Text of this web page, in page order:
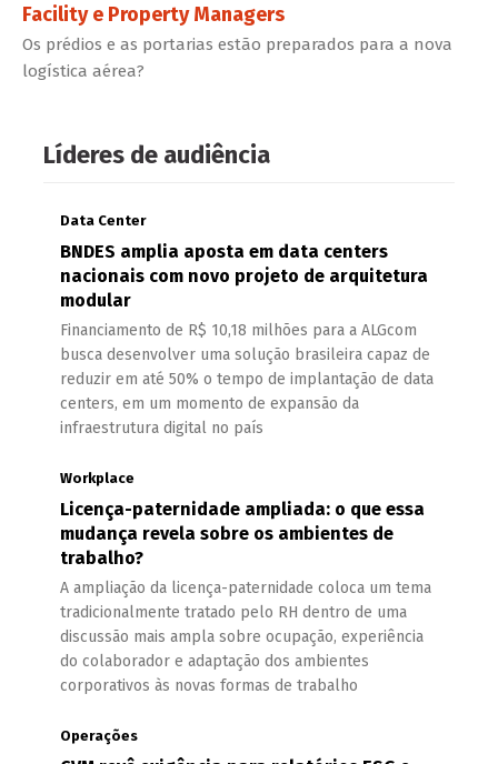
Facility e Property Managers
Os prédios e as portarias estão preparados para a nova
logística aérea?
Líderes de audiência
Data Center
BNDES amplia aposta em data centers
nacionais com novo projeto de arquitetura
modular
Financiamento de R$ 10,18 milhões para a ALGcom
busca desenvolver uma solução brasileira capaz de
reduzir em até 50% o tempo de implantação de data
centers, em um momento de expansão da
infraestrutura digital no país
Workplace
Licença-paternidade ampliada: o que essa
mudança revela sobre os ambientes de
trabalho?
A ampliação da licença-paternidade coloca um tema
tradicionalmente tratado pelo RH dentro de uma
discussão mais ampla sobre ocupação, experiência
do colaborador e adaptação dos ambientes
corporativos às novas formas de trabalho
Operações